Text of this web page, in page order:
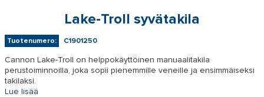
Lake-Troll syvätakila
Tuotenumero: C1901250
Cannon Lake-Troll on helppokäyttöinen manuaalitakila
perustoiminnoilla, joka sopii pienemmille veneille ja ensimmäiseksi
takilaksi.
Lue lisää